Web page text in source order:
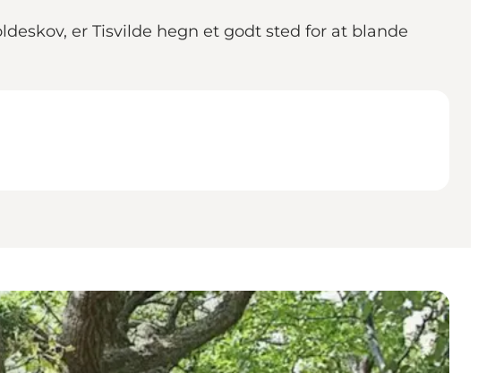
er Tisvilde hegn et godt sted for at blande